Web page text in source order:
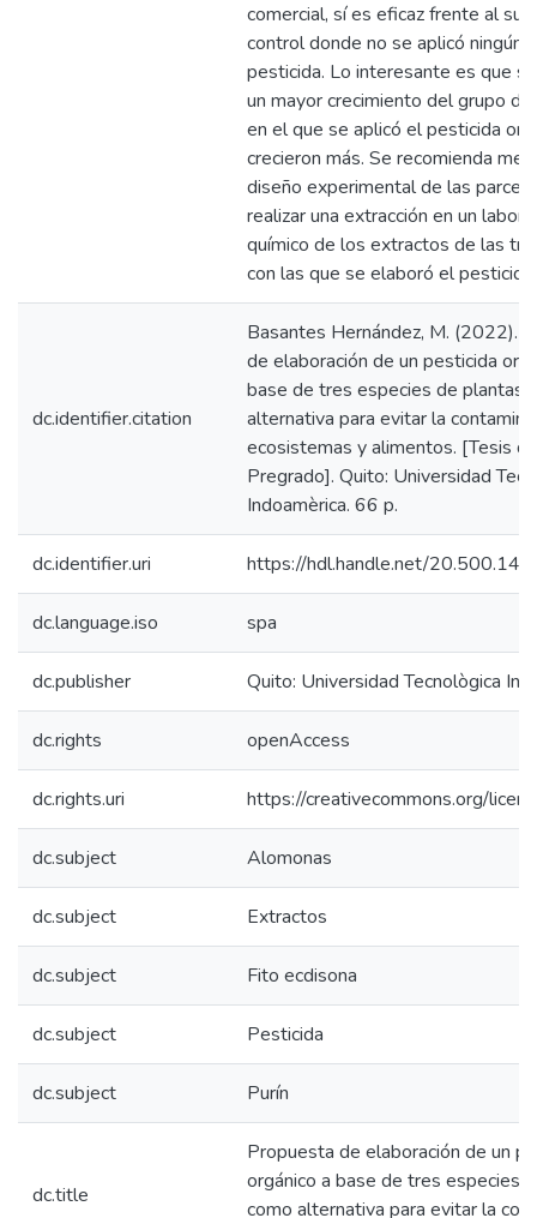
comercial, sí es eficaz frente al
control donde no se aplicó ningún
pesticida. Lo interesante es que
un mayor crecimiento del grupo
en el que se aplicó el pesticida
crecieron más. Se recomienda
diseño experimental de las
realizar una extracción en un
químico de los extractos de las
con las que se elaboró el pesticida
dc.identifier.citation
Basantes Hernández, M. (2022).
de elaboración de un pesticida
base de tres especies de plantas
alternativa para evitar la
ecosistemas y alimentos. [Tesis de
Pregrado]. Quito: Universidad
Indoamèrica. 66 p.
dc.identifier.uri https://hdl.handle.net/
dc.language.iso spa
dc.publisher Quito: Universidad Tecnològica
dc.rights openAccess
dc.rights.uri https://creativecommons.org/
dc.subject Alomonas
dc.subject Extractos
dc.subject Fito ecdisona
dc.subject Pesticida
dc.subject Purín
dc.title
Propuesta de elaboración de un
orgánico a base de tres especies
como alternativa para evitar la